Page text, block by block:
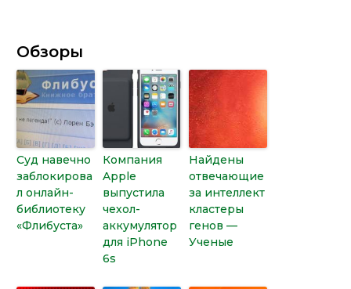
Обзоры
Суд навечно
заблокирова
л онлайн-
библиотеку
«Флибуста»
Компания
Apple
выпустила
чехол-
аккумулятор
для iPhone
6s
Найдены
отвечающие
за интеллект
кластеры
генов —
Ученые